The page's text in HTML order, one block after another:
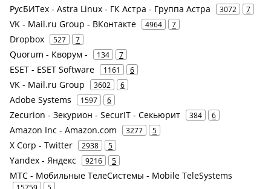
РусБИТех - Astra Linux - ГК Астра - Группа Астра 3072 7
VK - Mail.ru Group - ВКонтакте 4964 7
Dropbox 527 7
Quorum - Кворум - 134 7
ESET - ESET Software 1161 6
VK - Mail.ru Group 3602 6
Adobe Systems 1597 6
Zecurion - Зекурион - SecurIT - Секьюрит 384 6
Amazon Inc - Amazon.com 3277 5
X Corp - Twitter 2938 5
Yandex - Яндекс 9216 5
МТС - Мобильные ТелеСистемы - Mobile TeleSystems